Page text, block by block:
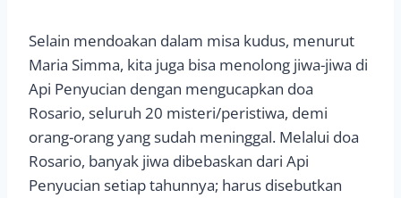
Selain mendoakan dalam misa kudus, menurut
Maria Simma, kita juga bisa menolong jiwa-jiwa di
Api Penyucian dengan mengucapkan doa
Rosario, seluruh 20 misteri/peristiwa, demi
orang-orang yang sudah meninggal. Melalui doa
Rosario, banyak jiwa dibebaskan dari Api
Penyucian setiap tahunnya; harus disebutkan